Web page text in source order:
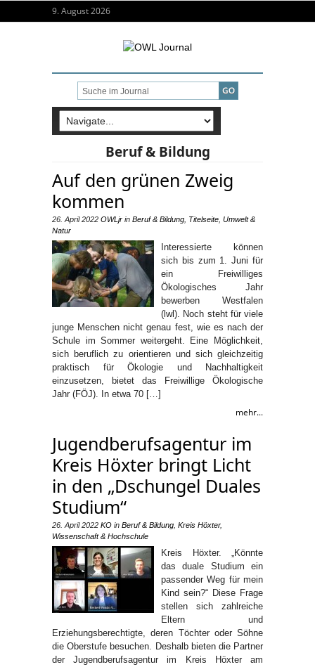
9. August 2026
Beruf & Bildung
Auf den grünen Zweig
kommen
26. April 2022 OWLjr in Beruf & Bildung Titelseite Umwelt &
Natur
Interessierte können
sich bis zum 1. Juni für
ein Freiwilliges
Ökologisches Jahr
bewerben Westfalen
(lwl). Noch steht für viele
junge Menschen nicht genau fest, wie es nach der
Schule im Sommer weitergeht. Eine Möglichkeit,
sich beruflich zu orientieren und sich gleichzeitig
praktisch für Ökologie und Nachhaltigkeit
einzusetzen, bietet das Freiwillige Ökologische
Jahr (FÖJ). In etwa 70 […]
mehr...
Jugendberufsagentur im
Kreis Höxter bringt Licht
in den „Dschungel Duales
Studium“
26. April 2022 KO in Beruf & Bildung Kreis Höxter,
Wissenschaft & Hochschule
Kreis Höxter. „Könnte
das duale Studium ein
passender Weg für mein
Kind sein?“ Diese Frage
stellen sich zahlreiche
Eltern und
Erziehungsberechtigte, deren Töchter oder Söhne
die Oberstufe besuchen. Deshalb bieten die Partner
der Jugendberufsagentur im Kreis Höxter am